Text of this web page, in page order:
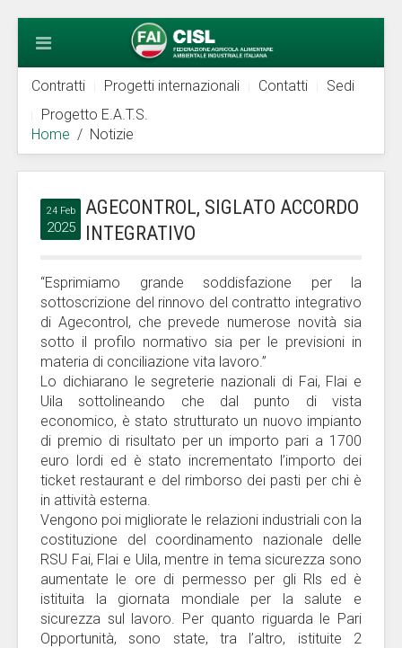
Contratti Progetti internazionali Contatti
Sedi
Progetto E.A.T.S.
Home
Notizie
24 Feb
2025
AGECONTROL, SIGLATO ACCORDO
INTEGRATIVO
“Esprimiamo grande soddisfazione per la
sottoscrizione del rinnovo del contratto integrativo
di Agecontrol, che prevede numerose novità sia
sotto il profilo normativo sia per le previsioni in
materia di conciliazione vita lavoro.”
Lo dichiarano le segreterie nazionali di Fai, Flai e
Uila sottolineando che dal punto di vista
economico, è stato strutturato un nuovo impianto
di premio di risultato per un importo pari a 1700
euro lordi ed è stato incrementato l’importo dei
ticket restaurant e del rimborso dei pasti per chi è
in attività esterna.
Vengono poi migliorate le relazioni industriali con la
costituzione del coordinamento nazionale delle
RSU Fai, Flai e Uila, mentre in tema sicurezza sono
aumentate le ore di permesso per gli Rls ed è
istituita la giornata mondiale per la salute e
sicurezza sul lavoro. Per quanto riguarda le Pari
Opportunità, sono state, tra l’altro, istituite 2